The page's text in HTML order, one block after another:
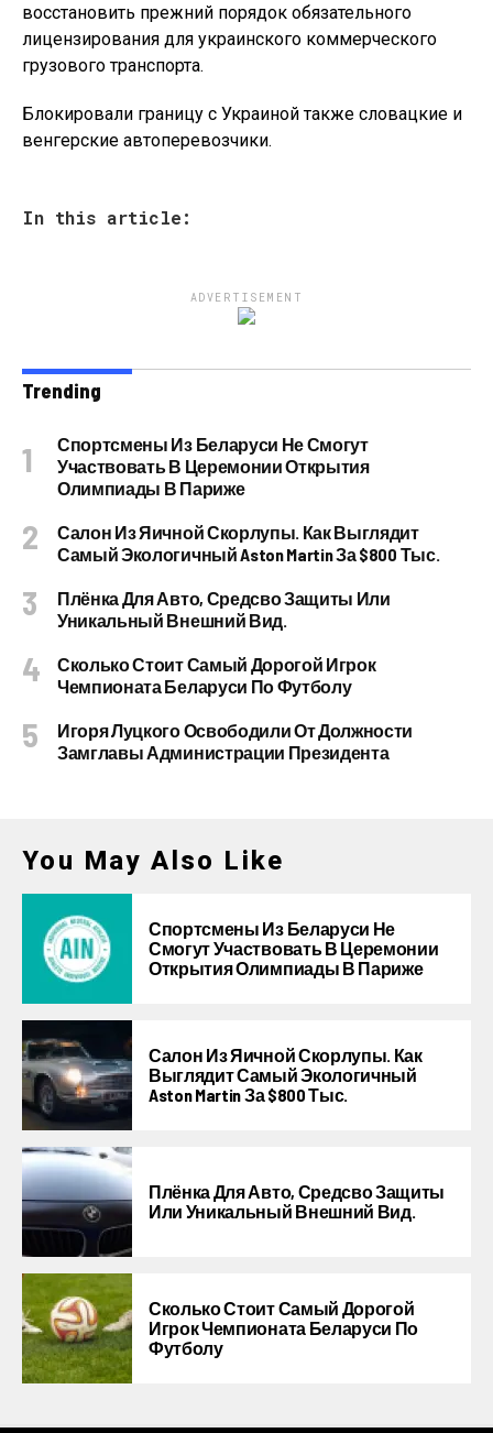
восстановить прежний порядок обязательного
лицензирования для украинского коммерческого
грузового транспорта.
Блокировали границу с Украиной также словацкие и
венгерские автоперевозчики.
In this article:
ADVERTISEMENT
Trending
Спортсмены Из Беларуси Не Смогут
Участвовать В Церемонии Открытия
Олимпиады В Париже
Салон Из Яичной Скорлупы. Как Выглядит
Самый Экологичный Aston Martin За $800 Тыс.
Плёнка Для Авто, Средсво Защиты Или
Уникальный Внешний Вид.
Сколько Стоит Самый Дорогой Игрок
Чемпионата Беларуси По Футболу
Игоря Луцкого Освободили От Должности
Замглавы Администрации Президента
You May Also Like
Спортсмены Из Беларуси Не
Смогут Участвовать В Церемонии
Открытия Олимпиады В Париже
Салон Из Яичной Скорлупы. Как
Выглядит Самый Экологичный
Aston Martin За $800 Тыс.
Плёнка Для Авто, Средсво Защиты
Или Уникальный Внешний Вид.
Сколько Стоит Самый Дорогой
Игрок Чемпионата Беларуси По
Футболу